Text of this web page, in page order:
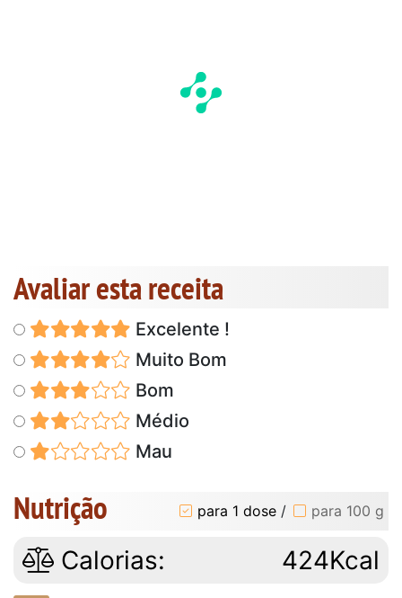
Avaliar esta receita
Excelente !
Muito Bom
Bom
Médio
Mau
Nutrição para 1 dose / para 100 g
Calorias: 424Kcal